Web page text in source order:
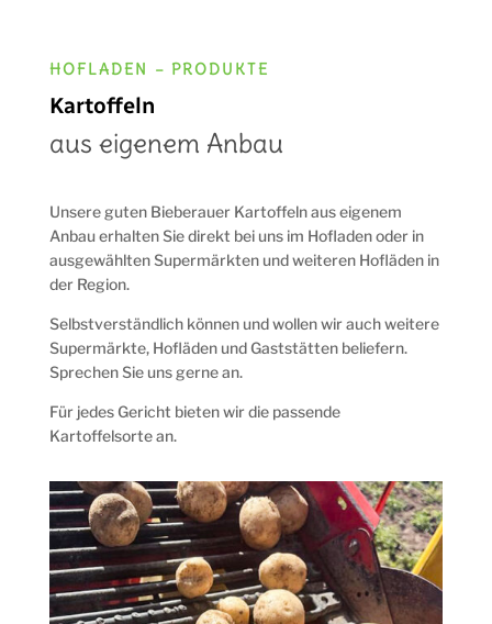
HOFLADEN – PRODUKTE
Kartoffeln
aus eigenem Anbau
Unsere guten Bieberauer Kartoffeln aus eigenem
Anbau erhalten Sie direkt bei uns im Hofladen oder in
ausgewählten Supermärkten und weiteren Hofläden in
der Region.
Selbstverständlich können und wollen wir auch weitere
Supermärkte, Hofläden und Gaststätten beliefern.
Sprechen Sie uns gerne an.
Für jedes Gericht bieten wir die passende
Kartoffelsorte an.